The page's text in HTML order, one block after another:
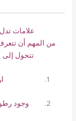
علامات
من المهم أن
تتحول إلى
وجود